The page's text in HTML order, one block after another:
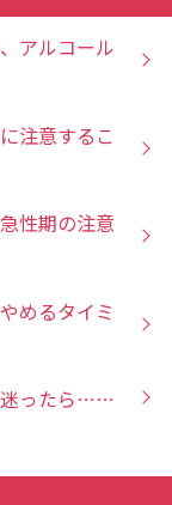
アルコール
注意するこ
性期の注意
めるタイミ
迷ったら……